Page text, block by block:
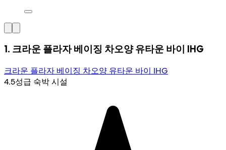
1. 크라운 플라자 베이징 차오양 유타운 바이 IHG
크라운 플라자 베이징 차오양 유타운 바이 IHG
4.5성급 숙박 시설